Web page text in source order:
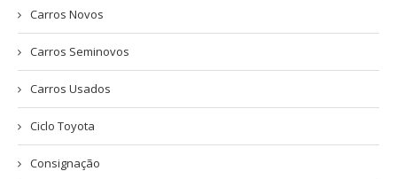
Carros Novos
Carros Seminovos
Carros Usados
Ciclo Toyota
Consignação